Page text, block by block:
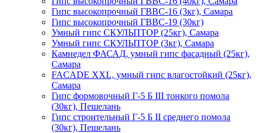
Гипс высокопрочный ГВВС-16 (3кг), Самара
Гипс высокопрочный ГВВС-19 (30кг)
Умный гипс СКУЛЬПТОР (25кг), Самара
Умный гипс СКУЛЬПТОР (3кг), Самара
Камнедел ФАСАД, умный гипс фасадный (25кг),
Самара
FACADE XXL, умный гипс влагостойкий (25кг),
Самара
Гипс формовочный Г-5 Б III тонкого помола
(30кг), Пешелань
Гипс строительный Г-5 Б II среднего помола
(30кг), Пешелань